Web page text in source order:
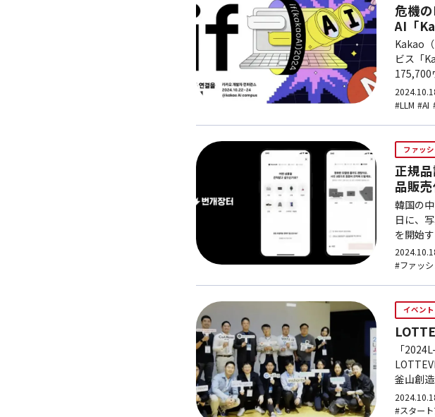
危機
AI「
Kakao
ビス「
175,700
業の流
#LLM #AI
ファッ
正規
品販
韓国の
日に、
を開始
ストリ
#ファッ
イベント
「
釜山創
#スター